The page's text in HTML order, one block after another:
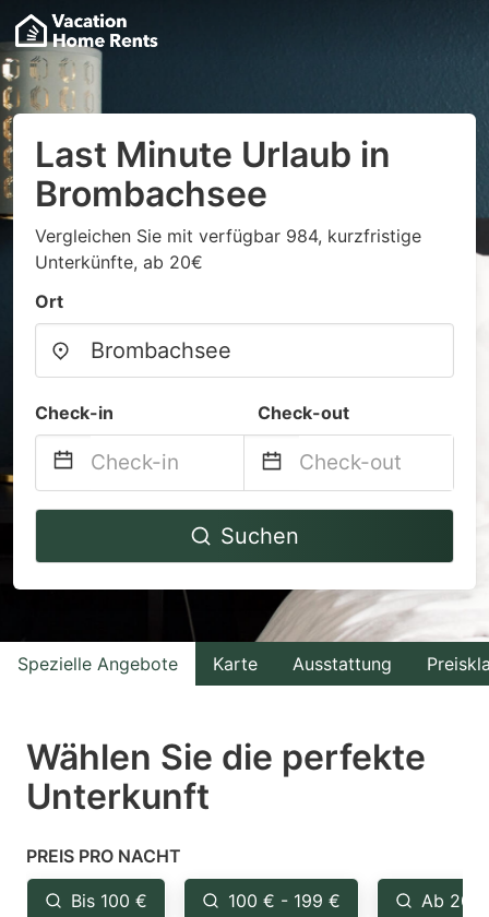
Last Minute Urlaub in
Brombachsee
Vergleichen Sie mit verfügbar 984, kurzfristige
Unterkünfte, ab 20€
Ort
Check-in Check-out
Navigate
to
with
the
select
a
Press
the
Navigate
to
interact
with
the
select
the
Suchen
Spezielle Angebote Karte Ausstattung
Wählen Sie die perfekte
Unterkunft
PREIS PRO NACHT
Bis 100 € 100 € - 199 € Ab 200